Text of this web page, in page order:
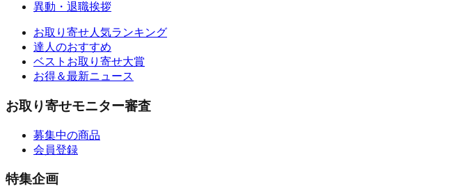
異動・退職挨拶
お取り寄せ人気ランキング
達人のおすすめ
ベストお取り寄せ大賞
お得＆最新ニュース
お取り寄せモニター審査
募集中の商品
会員登録
特集企画